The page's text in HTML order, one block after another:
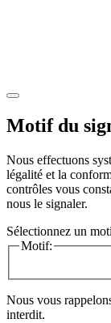
Motif du
Nous effectuons
légalité et la
contrôles vous
nous le signaler.
Sélectionnez un
Motif:
Nous vous
interdit.